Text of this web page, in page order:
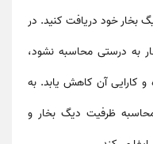
بخار خود دریافت کنید. در
به درستی محاسبه نشود،
کارایی آن کاهش یابد. به
ظرفیت دیگ بخار و